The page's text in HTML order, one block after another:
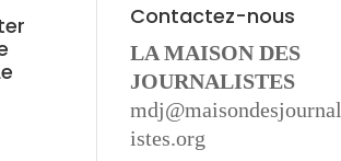
Contactez-nous
LA MAISON DES
JOURNALISTES
mdj@maisondesjournal
istes.org